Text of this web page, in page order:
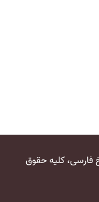
فارسی، کلیه حقوق